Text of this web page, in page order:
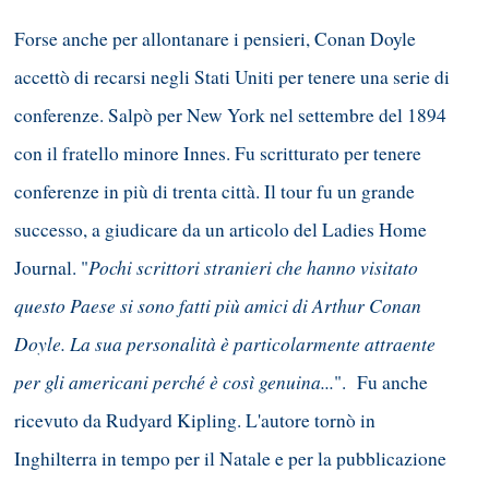
Forse anche per allontanare i pensieri, Conan Doyle
accettò di recarsi negli Stati Uniti per tenere una serie di
conferenze. Salpò per New York nel settembre del 1894
con il fratello minore Innes. Fu scritturato per tenere
conferenze in più di trenta città. Il tour fu un grande
successo, a giudicare da un articolo del Ladies Home
Journal. "Pochi scrittori stranieri che hanno visitato
questo Paese si sono fatti più amici di Arthur Conan
Doyle. La sua personalità è particolarmente attraente
per gli americani perché è così genuina...". Fu anche
ricevuto da Rudyard Kipling. L'autore tornò in
Inghilterra in tempo per il Natale e per la pubblicazione